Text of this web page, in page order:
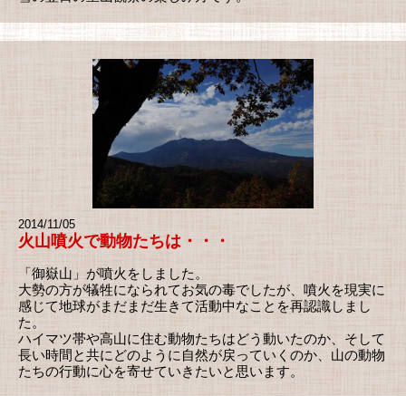
2014/11/05
火山噴火で動物たちは・・・
「御嶽山」が噴火をしました。
大勢の方が犠牲になられてお気の毒でしたが、噴火を現実に
感じて地球がまだまだ生きて活動中なことを再認識しまし
た。
ハイマツ帯や高山に住む動物たちはどう動いたのか、そして
長い時間と共にどのように自然が戻っていくのか、山の動物
たちの行動に心を寄せていきたいと思います。